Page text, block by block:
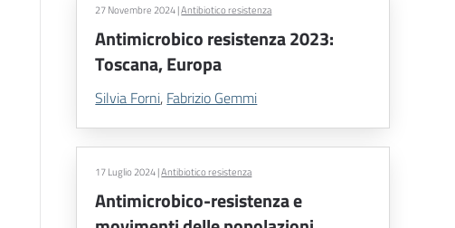
27 Novembre 2024|Antibiotico resistenza
Antimicrobico resistenza 2023:
Toscana, Europa
Silvia Forni, Fabrizio Gemmi
17 Luglio 2024|Antibiotico resistenza
Antimicrobico-resistenza e